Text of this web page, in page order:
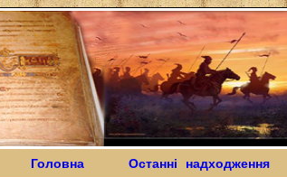
Головна Останні надходження